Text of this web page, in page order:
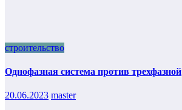
строительство
Однофазная система против трехфазной
20.06.2023 master